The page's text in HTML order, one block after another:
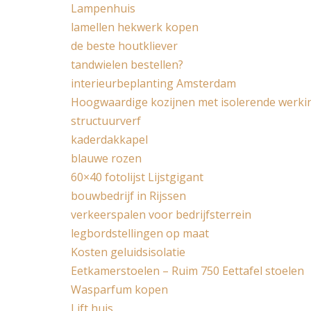
Lampenhuis
lamellen hekwerk kopen
de beste houtkliever
tandwielen bestellen?
interieurbeplanting Amsterdam
Hoogwaardige kozijnen met isolerende
structuurverf
kaderdakkapel
blauwe rozen
60×40 fotolijst Lijstgigant
bouwbedrijf in Rijssen
verkeerspalen voor bedrijfsterrein
legbordstellingen op maat
Kosten geluidsisolatie
Eetkamerstoelen – Ruim 750 Eettafel stoelen
Wasparfum kopen